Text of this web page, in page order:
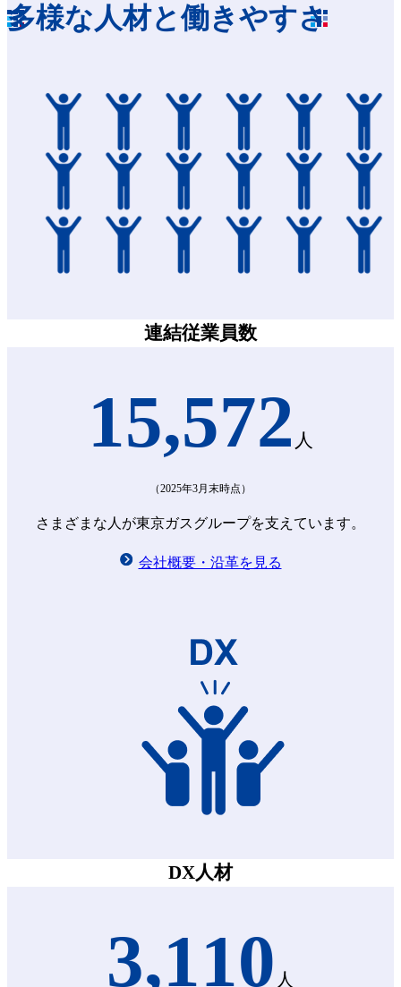
多様な人材と働きやすさ
連結従業員数
15,572 人
（2025年3月末時点）
さまざまな人が東京ガスグループを支えています。
会社概要・沿革を見る
DX人材
3,110 人